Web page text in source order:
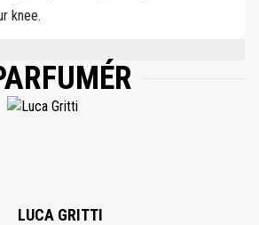
knee.
(FRAGRANCE), BENZYL BENZOATE, BENZYL
CITRAL, CITRONELLOL, COUMARIN,
HYDROXYCITRONELLAL, ISOEUGENOL,
LUCA GRITTI